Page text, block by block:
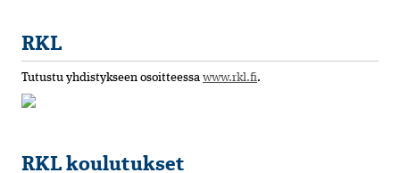
RKL
Tutustu yhdistykseen osoitteessa www.rkl.fi.
RKL koulutukset